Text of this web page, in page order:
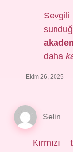
daha
Ekim 26, 2025
Selin